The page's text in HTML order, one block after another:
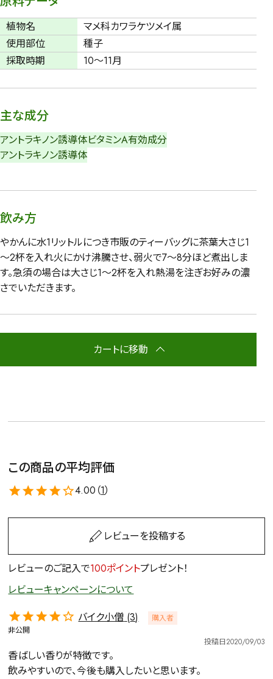
植物名
マメ科カワラケツメイ属
使用部位
種子
採取時期
10～11月
主な成分
アントラキノン誘導体ビタミンA有効成分
アントラキノン誘導体
飲み方
やかんに水1リットルにつき市販のティーバッグに茶葉大さじ1
～2杯を入れ火にかけ沸騰させ、弱火で7～8分ほど煮出しま
す。急須の場合は大さじ1～2杯を入れ熱湯を注ぎお好みの濃
さでいただきます。
カートに移動
この商品の平均評価
4.00（1）
レビューを投稿する
レビューのご記入で100ポイントプレゼント！
レビューキャンペーンについて
バイク小僧 3
購入者
非公開
投稿日2020/09/03
香ばしい香りが特徴です。
飲みやすいので、今後も購入したいと思います。